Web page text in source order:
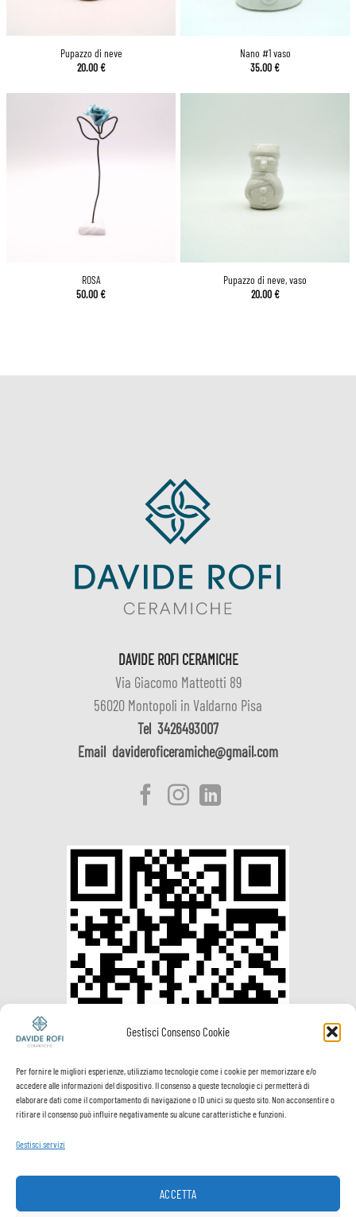
Gestisci Consenso Cookie
Per fornire le migliori esperienze, utilizziamo tecnologie come i cookie per memorizzare e/o
accedere alle informazioni del dispositivo. Il consenso a queste tecnologie ci permetterà di
elaborare dati come il comportamento di navigazione o ID unici su questo sito. Non acconsentire o
ritirare il consenso può influire negativamente su alcune caratteristiche e funzioni.
Gestisci servizi
ACCETTA
Pupazzo di neve
20.00€
Nano #1 vaso
35.00€
ROSA
50.00€
Pupazzo di neve, vaso
20.00€
DAVIDE ROFI CERAMICHE
Via Giacomo Matteotti 89
56020 Montopoli in Valdarno Pisa
Tel 3426493007
Email davideroficeramiche@gmail.com
Visa PayPal MasterCardPostepay VeriSign Visa
Termini e